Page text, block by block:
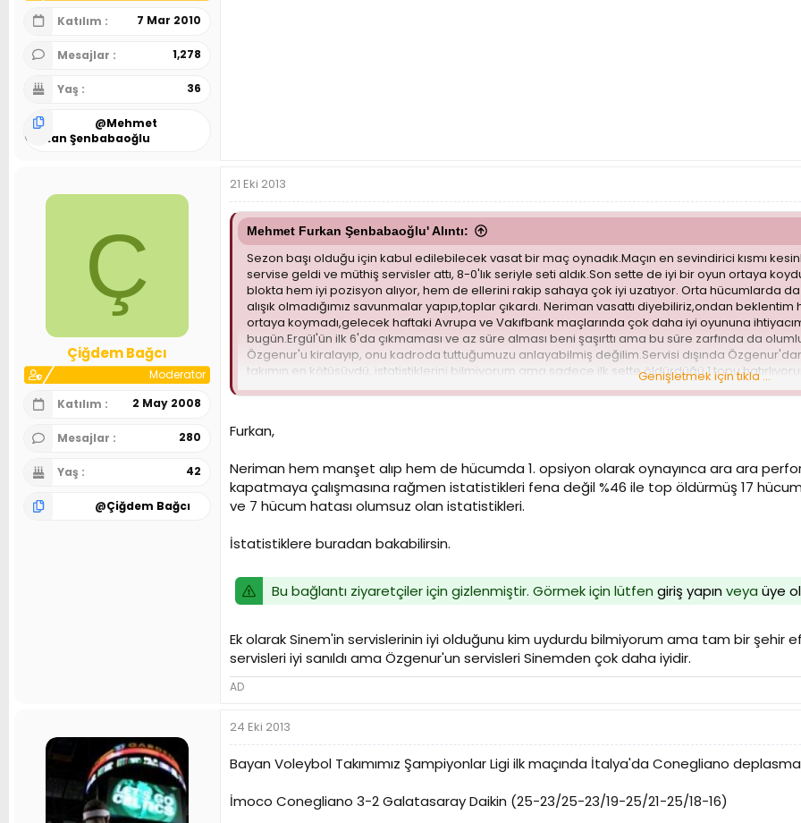
Katılım
7 Mar 2010
Mesajlar 1,278
Yaş 36
@Mehmet
Furkan Şenbabaoğlu
Ç
Çiğdem Bağcı
Moderator
Katılım
2 May 2008
Mesajlar 280
Yaş 42
@Çiğdem Bağcı
21 Eki 2013
Mehmet Furkan Şenbabaoğlu' Alıntı:
Sezon başı olduğu için kabul edilebilecek vasat bir maç oynadık.Maçın en sevindirici kısmı
servise geldi ve müthiş servisler attı, 8-0'lık seriyle seti aldık.Son sette de iyi bir oyun ortaya
blokta hem iyi pozisyon alıyor, hem de ellerini rakip sahaya çok iyi uzatıyor. Orta hücumlarda
alışık olmadığımız savunmalar yapıp,toplar çıkardı. Neriman vasattı diyebiliriz,ondan
ortaya koymadı,gelecek haftaki Avrupa ve Vakıfbank maçlarında çok daha iyi oyununa
bugün.Ergül'ün ilk 6'da çıkmaması ve az süre alması beni şaşırttı ama bu süre zarfında da
Özgenur'u kiralayıp, onu kadroda tuttuğumuzu anlayabilmiş değilim.Servisi dışında
takımın en kötüsüydü, istatistiklerini bilmiyorum ama sadece ilk sette öldürdüğü 1 topu
hücumda çok bir şey beklemiyoruz kendisinden ama en azından vasat üstü manşet alabilse,
Genişletmek için tıkla ...
Furkan,
Neriman hem manşet alıp hem de hücumda 1. opsiyon olarak oynayınca ara ara
kapatmaya çalışmasına rağmen istatistikleri fena değil %46 ile top öldürmüş 17
ve 7 hücum hatası olumsuz olan istatistikleri.
İstatistiklere buradan bakabilirsin.
Bu bağlantı ziyaretçiler için gizlenmiştir. Görmek için lütfen giriş yapınveya üye
Ek olarak Sinem'in servislerinin iyi olduğunu kim uydurdu bilmiyorum ama tam bir şehir
servisleri iyi sanıldı ama Özgenur'un servisleri Sinemden çok daha iyidir.
AD
24 Eki 2013
Bayan Voleybol Takımımız Şampiyonlar Ligi ilk maçında İtalya'da Conegliano
İmoco Conegliano 3-2 Galatasaray Daikin (25-23/25-23/19-25/21-25/18-16)